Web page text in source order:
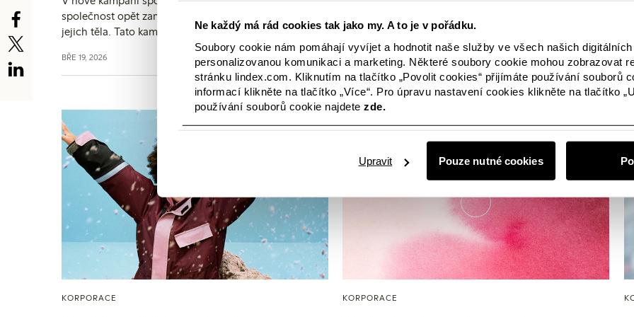
Ne každý má rád cookies tak jako my. A to je v pořádku.
Soubory cookie nám pomáhají vyvíjet a hodnotit naše služby ve všech našich
personalizovanou komunikaci a marketing. Některé soubory cookie mohou zobrazovat
stránku lindex.com. Kliknutím na tlačítko „Povolit cookies“ přijímáte používání souborů
informací klikněte na tlačítko „Více“. Pro úpravu nastavení cookies klikněte na tlačítko
používání souborů cookie najdete zde.
Pouze nutné cookies
Upravit
společnost opět zaměřuje na příběhy žen a potřeby
jejich těla. Tato kampaň je založena na poslání
společnosti Lindex: usilovat o smysluplné změny pro
ženy, aby každá žena mohla prožívat život v harmonii
se svým tělem.
BŘE 19, 2026
sledovatelnosti v celém dodavatelském řetězci. V
rámci této iniciativy zavádí módní společnost
digitální platformu TextileGenesis, která umožňuje
sledování každého produktu, a to od prvního vlákna
až po hotový oděv.
PRO 18, 2025
KORPORACE KORPORACE